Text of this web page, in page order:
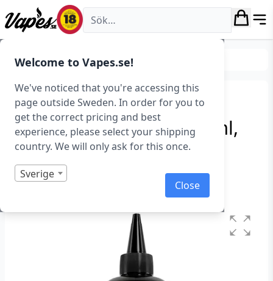
Welcome to Vapes.se!
We've noticed that you're accessing this
page outside Sweden. In order for you to
get the correct pricing and best
experience, please select your shipping
country. We will only ask for this once.
Sverige
Close
Vapes.se
E-juice Smaker Drycker
Just 200 – Blue Razz
Lemonade & Kiwi (200 ml,
Shortfill)
Art.nr: 41785
Slut i lager